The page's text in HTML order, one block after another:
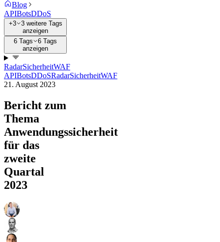
Blog
APIBotsDDoS
+3
3 weitere Tags
anzeigen
6 Tags
6 Tags
anzeigen
RadarSicherheitWAF
APIBotsDDoSRadarSicherheitWAF
21. August 2023
Bericht zum
Thema
Anwendungssicherheit
für das
zweite
Quartal
2023